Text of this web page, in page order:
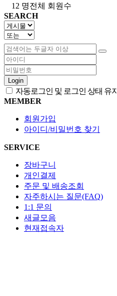
12 명전체 회원수
SEARCH
Login
자동로그인 및 로그인 상태 유지
MEMBER
회원가입
아이디/비밀번호 찾기
SERVICE
장바구니
개인결제
주문 및 배송조회
자주하시는 질문(FAQ)
1:1 문의
새글모음
현재접속자